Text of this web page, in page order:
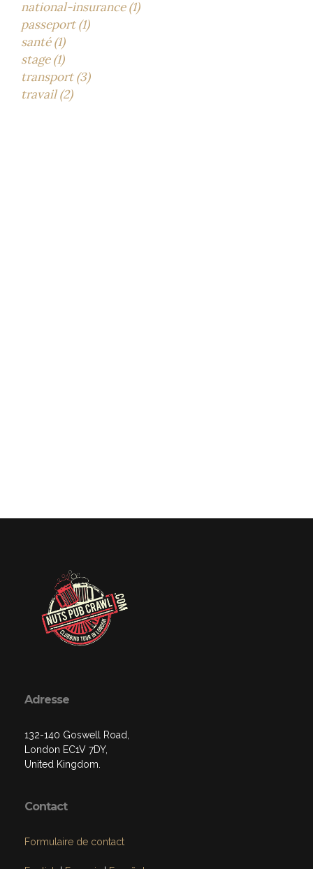
national-insurance (1)
passeport (1)
santé (1)
stage (1)
transport (3)
travail (2)
Adresse
132-140 Goswell Road,
London EC1V 7DY,
United Kingdom.
Contact
Formulaire de contact